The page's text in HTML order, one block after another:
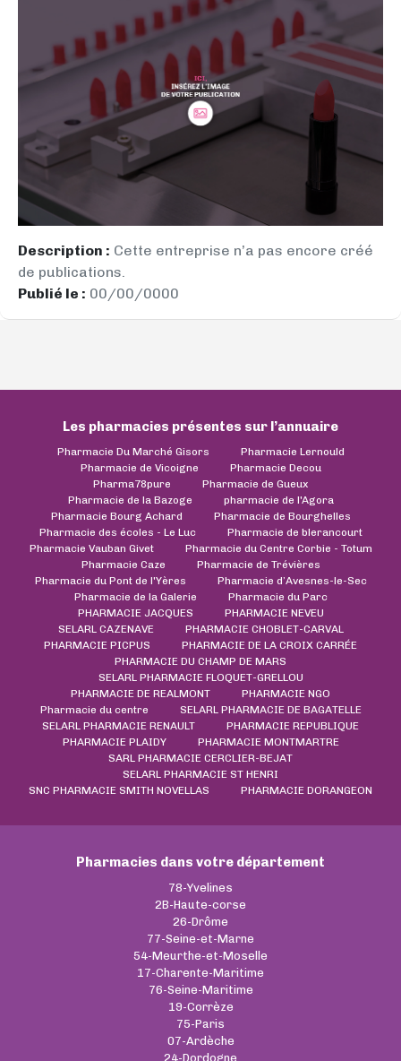
Description : Cette entreprise n’a pas encore créé
de publications.
Publié le : 00/00/0000
Les pharmacies présentes sur l’annuaire
Pharmacie Du Marché Gisors
Pharmacie Lernould
Pharmacie de Vicoigne
Pharmacie Decou
Pharma78pure
Pharmacie de Gueux
Pharmacie de la Bazoge
pharmacie de l'Agora
Pharmacie Bourg Achard
Pharmacie de Bourghelles
Pharmacie des écoles - Le Luc
Pharmacie de blerancourt
Pharmacie Vauban Givet
Pharmacie du Centre Corbie - Totum
Pharmacie Caze
Pharmacie de Trévières
Pharmacie du Pont de l'Yères
Pharmacie d’Avesnes-le-Sec
Pharmacie de la Galerie
Pharmacie du Parc
PHARMACIE JACQUES
PHARMACIE NEVEU
SELARL CAZENAVE
PHARMACIE CHOBLET-CARVAL
PHARMACIE PICPUS
PHARMACIE DE LA CROIX CARRÉE
PHARMACIE DU CHAMP DE MARS
SELARL PHARMACIE FLOQUET-GRELLOU
PHARMACIE DE REALMONT
PHARMACIE NGO
Pharmacie du centre
SELARL PHARMACIE DE BAGATELLE
SELARL PHARMACIE RENAULT
PHARMACIE REPUBLIQUE
PHARMACIE PLAIDY
PHARMACIE MONTMARTRE
SARL PHARMACIE CERCLIER-BEJAT
SELARL PHARMACIE ST HENRI
SNC PHARMACIE SMITH NOVELLAS
PHARMACIE DORANGEON
Pharmacies dans votre département
78-Yvelines
2B-Haute-corse
26-Drôme
77-Seine-et-Marne
54-Meurthe-et-Moselle
17-Charente-Maritime
76-Seine-Maritime
19-Corrèze
75-Paris
07-Ardèche
24-Dordogne